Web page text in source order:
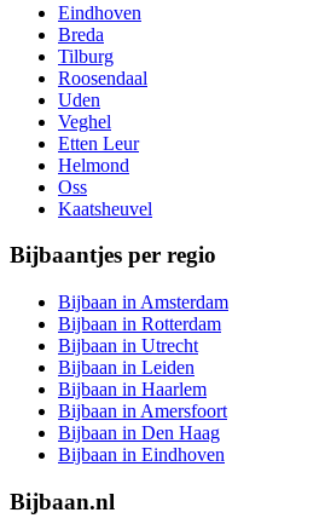
Eindhoven
Breda
Tilburg
Roosendaal
Uden
Veghel
Etten Leur
Helmond
Oss
Kaatsheuvel
Bijbaantjes per regio
Bijbaan in Amsterdam
Bijbaan in Rotterdam
Bijbaan in Utrecht
Bijbaan in Leiden
Bijbaan in Haarlem
Bijbaan in Amersfoort
Bijbaan in Den Haag
Bijbaan in Eindhoven
Bijbaan.nl